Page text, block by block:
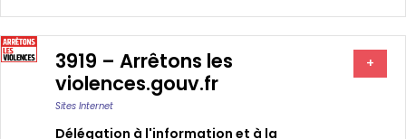
3919 – Arrêtons les
violences.gouv.fr
Sites Internet
Délégation à l'information et à la
+